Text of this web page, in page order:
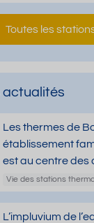
Toutes les
actualités
Les thermes de
établissement
est au centre des
Vie des stations
L’impluvium de